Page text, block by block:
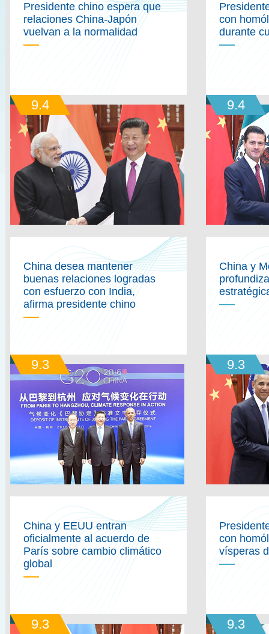
Presidente chino espera que
relaciones China-Japón
vuelvan a la normalidad
con
durante
9.4
China desea mantener
buenas relaciones logradas
con esfuerzo con India,
afirma presidente chino
9.4
China y
9.3
China y EEUU entran
oficialmente al acuerdo de
París sobre cambio climático
global
9.3
con
vísperas
9.3 9.3